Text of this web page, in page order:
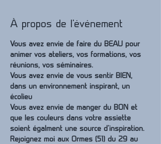
À propos de l'événement
Vous avez envie de faire du BEAU pour
animer vos ateliers, vos formations, vos
réunions, vos séminaires.
Vous avez envie de vous sentir BIEN,
dans un environnement inspirant, un
écolieu
Vous avez envie de manger du BON et
que les couleurs dans votre assiette
soient égalment une source d'inspiration.
Rejoignez moi aux Ormes (51) du 29 au